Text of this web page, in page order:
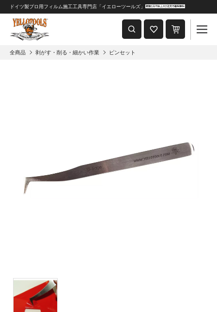
重要なおしらせ
2024年8月1日 価格改定につきまして
ドイツ製プロ用フィルム施工工具専門店「イエローツールズ」
全商品 剥がす・削る・細かい作業 ピンセット